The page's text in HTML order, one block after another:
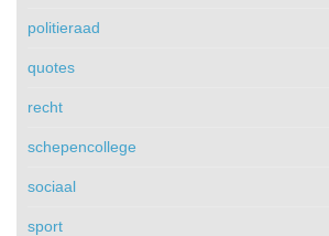
politieraad
quotes
recht
schepencollege
sociaal
sport